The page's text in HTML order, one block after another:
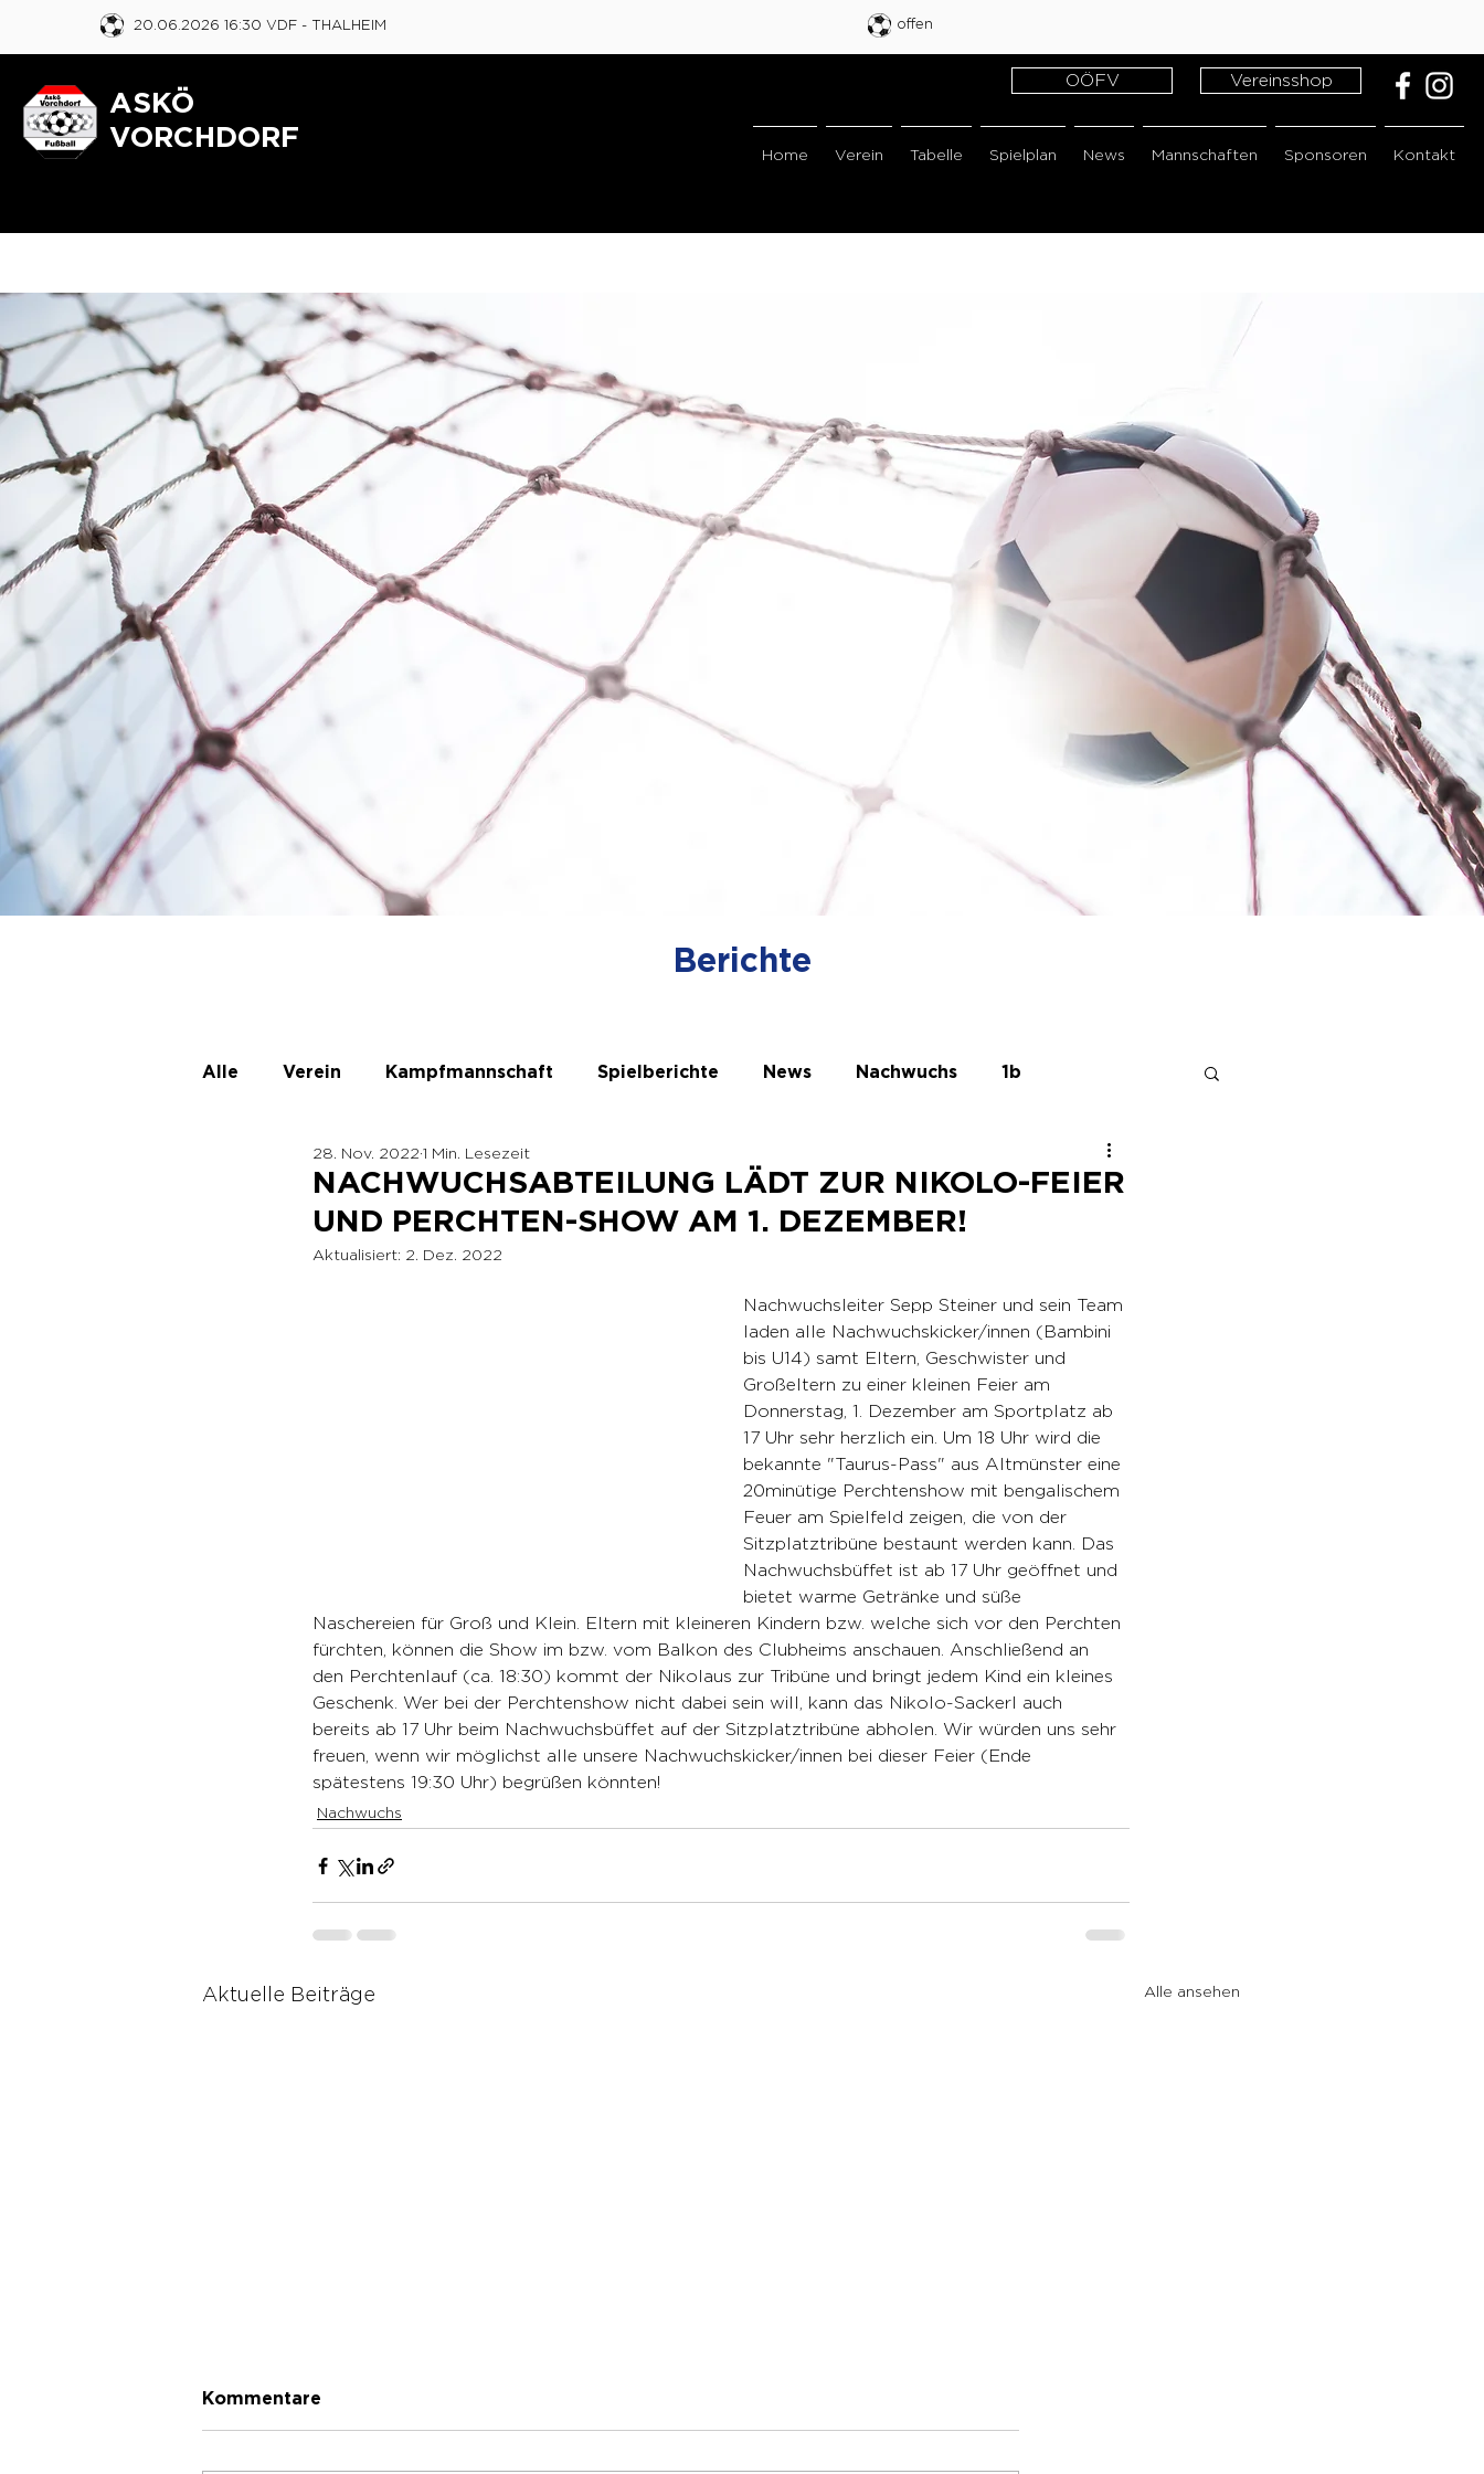
20.06.2026 16:30 VDF - THALHEIM offen
ASKÖ
VORCHDORF
OÖFV Vereinsshop
Home Verein Tabelle Spielplan News Mannschaften Sponsoren Kontakt
Berichte
Alle Verein Kampfmannschaft Spielberichte News Nachwuchs 1b
ASKÖ Ladies Unbenannte Kategorie
NACHWUCHSABTEILUNG LÄDT ZUR NIKOLO-FEIER
UND PERCHTEN-SHOW AM 1. DEZEMBER!
28. Nov. 2022 1 Min. Lesezeit
Aktualisiert: 2. Dez. 2022
Nachwuchsleiter Sepp Steiner und sein Team
laden alle Nachwuchskicker/innen (Bambini
bis U14) samt Eltern, Geschwister und
Großeltern zu einer kleinen Feier am
Donnerstag, 1. Dezember am Sportplatz ab
17 Uhr sehr herzlich ein. Um 18 Uhr wird die
bekannte "Taurus-Pass" aus Altmünster eine
20minütige Perchtenshow mit bengalischem
Feuer am Spielfeld zeigen, die von der
Sitzplatztribüne bestaunt werden kann. Das
Nachwuchsbüffet ist ab 17 Uhr geöffnet und
bietet warme Getränke und süße
Naschereien für Groß und Klein. Eltern mit kleineren Kindern bzw. welche sich vor den Perchten
fürchten, können die Show im bzw. vom Balkon des Clubheims anschauen. Anschließend an
den Perchtenlauf (ca. 18:30) kommt der Nikolaus zur Tribüne und bringt jedem Kind ein kleines
Geschenk. Wer bei der Perchtenshow nicht dabei sein will, kann das Nikolo-Sackerl auch
bereits ab 17 Uhr beim Nachwuchsbüffet auf der Sitzplatztribüne abholen. Wir würden uns sehr
freuen, wenn wir möglichst alle unsere Nachwuchskicker/innen bei dieser Feier (Ende
spätestens 19:30 Uhr) begrüßen könnten!
Nachwuchs
Aktuelle Beiträge Alle ansehen
Kommentare